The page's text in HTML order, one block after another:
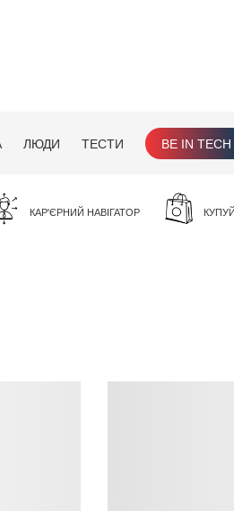
ЛЮДИ ТЕСТИ BE IN TECH
КАР'ЄРНИЙ НАВІГАТОР